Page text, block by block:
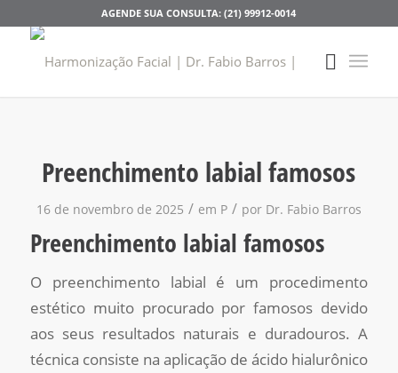
AGENDE SUA CONSULTA: (21) 99912-0014
Preenchimento labial famosos
16 de novembro de 2025 / em P / por Dr. Fabio Barros
Preenchimento labial famosos
O preenchimento labial é um procedimento
estético muito procurado por famosos devido
aos seus resultados naturais e duradouros. A
técnica consiste na aplicação de ácido hialurônico